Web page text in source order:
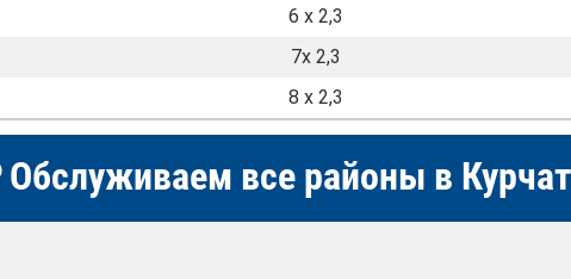
6 х 2,3
7х 2,3
8 х 2,3
Обслуживаем все районы в